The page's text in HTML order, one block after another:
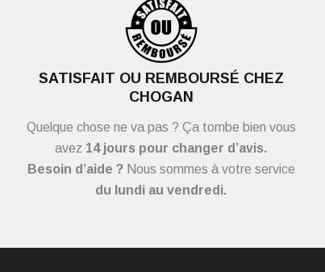
SATISFAIT OU REMBOURSÉ CHEZ
CHOGAN
Quelque chose ne va pas ? Ça tombe bien vous
avez 14 jours pour changer d’avis.
Besoin d’aide ?Nous sommes à votre service
du lundi au vendredi.